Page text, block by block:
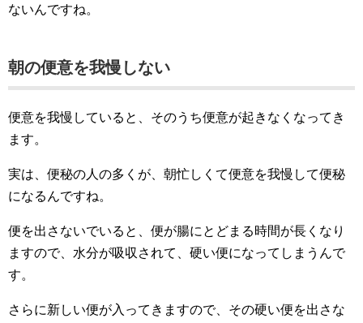
ないんですね。
朝の便意を我慢しない
便意を我慢していると、そのうち便意が起きなくなってき
ます。
実は、便秘の人の多くが、朝忙しくて便意を我慢して便秘
になるんですね。
便を出さないでいると、便が腸にとどまる時間が長くなり
ますので、水分が吸収されて、硬い便になってしまうんで
す。
さらに新しい便が入ってきますので、その硬い便を出さな